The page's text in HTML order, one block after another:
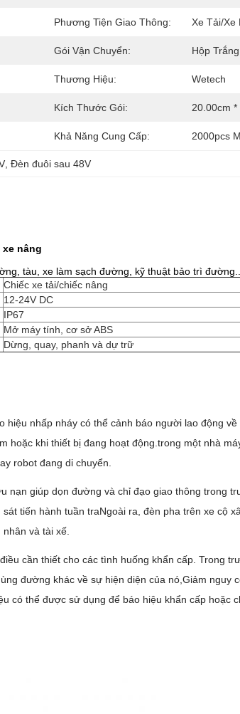
Phương Tiện Giao Thông: Xe Tải/xe
Gói Vận Chuyển: Hộp
Thương Hiệu: Wetech
Kích Thước Gói: 20.00cm
Khả Năng Cung Cấp: 2000pcs
, Đèn đuôi sau 48V
nâng
tàu, xe làm sạch đường, kỹ thuật bảo trì đường...
Chiếc xe tải/chiếc nâng
12-24V DC
IP67
Mở máy tính, cơ sở ABS
Dừng, quay, phanh và dự trữ
hiệu nhấp nháy có thể cảnh báo người lao động về
hoặc khi thiết bị đang hoạt động.trong một nhà
robot đang di chuyển.
nạn giúp dọn đường và chỉ đạo giao thông trong
tiến hành tuần traNgoài ra, đèn pha trên xe cộ
và tài xế.
cần thiết cho các tình huống khẩn cấp. Trong
đường khác về sự hiện diện của nó,Giảm nguy
có thể được sử dụng để báo hiệu khẩn cấp hoặc